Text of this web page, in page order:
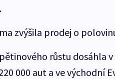
zvýšila prodej o
růstu dosáhla
000 aut a ve východní